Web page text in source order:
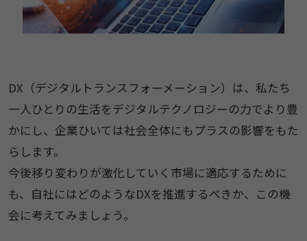
DX（デジタルトランスフォーメーション）は、私たち
一人ひとりの生活をデジタルテクノロジーの力でより豊
かにし、企業ひいては社会全体にもプラスの影響をもた
らします。
今後移り変わりが激化していく市場に適応するために
も、自社にはどのようなDXを推進するべきか、この機
会に考えてみましょう。